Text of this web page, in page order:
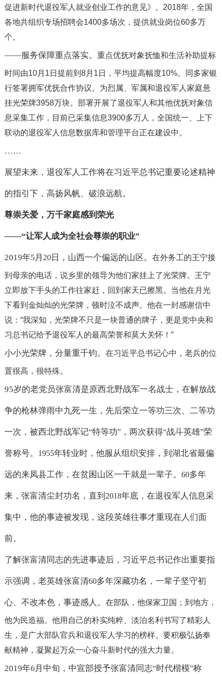
促进新时代退役军人就业创业工作的意见》。 2018年，全国
各地共组织专场招聘会1400多场次，提供就业岗位60多万
个。
——服务保障重点落实。 重点优抚对象抚恤和生活补助提标
时间由10月 1 日提前到 8月 1 日，平均提高幅度10%。
同多家银
行签署拥军优抚合作协议。 为烈属、军属和退役军人家庭悬
挂光荣牌3958万块。 部署开展了退役军人和其他优抚对象信
息采集工作，目前已采集信息3900多万人，全国统一、上下
联动的退役军人信息数据库和管理平台正在建设中。
……
展望未来，退役军人工作将在习近平总书记重要论述精神
的指引下，高扬风帆、破浪远航。
尊崇关爱，万千家庭感到荣光
——“让军人成为全社会尊崇的职业”
2019年5月 20日，山西一个偏远的山区。 在外务工的王宁接
到母亲的电话，说乡里的领导为他们家挂上了光荣牌。 王宁
立即放下手头的工作往家赶，回到家天已擦黑。 当他在月光
下看到金灿灿的光荣牌，顿时泣不成声。 他在一封感谢信中
说： “我深知，光荣牌不只是一块普通的牌子，更是党中央和
习总书记给予退役军人的最高荣誉和莫大关怀！ ”
小小光荣牌，分量重千钧。 在习近平总书记心中，老兵的位
置很高，很特殊。
95岁的老党员张富清是原西北野战军一名战士，在解放战
争的枪林弹雨中九死一生，先后荣立一等功三次、二等功
一次，被西北野战军记“特等功”，两次获得“战斗英雄”荣
誉称号。 1955年转业时，他服从组织安排，到湖北省最偏
远的来凤县工作，在贫困山区一干就是一辈子。 60多年
来，张富清尘封功名，直到 2018年底，在退役军人信息采
集中，他的事迹被发现，这段英雄往事才重现在人们面
前。
了解张富清同志的先进事迹后，习近平总书记作出重要指
示强调，老英雄张富清60多年深藏功名，一辈子坚守初
心、不改本色，事迹感人。 在部队，他保家卫国； 到地方，
他为民造福。 他用自己的朴实纯粹、淡泊名利书写了精彩人
生，是广大部队官兵和退役军人学习的榜样。 要积极弘扬奉
献精神，凝聚起万众一心奋斗新时代的强大力量。
2019年6月中旬，中宣部授予张富清同志“时代楷模”称